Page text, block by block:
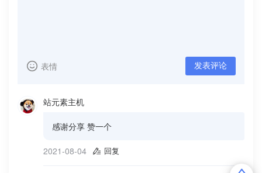
表情 发表评论
站元素主机
感谢分享 赞一个
2021-08-04 回复